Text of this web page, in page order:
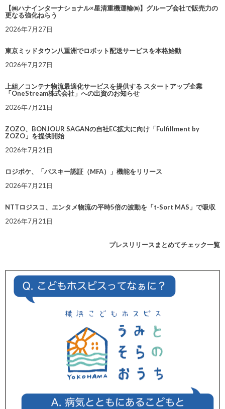
【㈱ハナインターナショナル×星清重機運輸㈱】グループ会社で販売力の
更なる強化ねらう
2026年7月27日
東京ミッドタウン八重洲でロボット配送サービスを本格始動
2026年7月27日
上組／コンテナ物流最適化サービスを提供する スタートアップ企業
「OneStream株式会社」への出資のお知らせ
2026年7月21日
ZOZO、BONJOUR SAGANの自社EC拡大に向け「Fulfillment by
ZOZO」を提供開始
2026年7月21日
ロジポケ、「パスキー認証（MFA）」機能をリリース
2026年7月21日
NTTロジスコ、エンタメ物流の平時5倍の波動を「t-Sort MAS」で吸収
2026年7月21日
プレスリリースまとめてチェック一覧